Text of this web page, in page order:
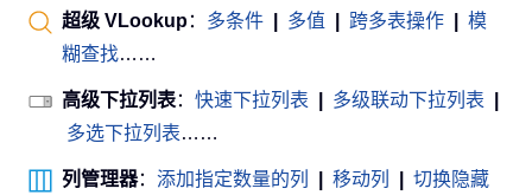
超级 VLookup： 多条件 多值 跨多表操作
模
糊查找……
高级下拉列表： 快速下拉列表 多级联动下拉列表
多选下拉列表……
列管理器： 添加指定数量的列 移动列
切换隐藏